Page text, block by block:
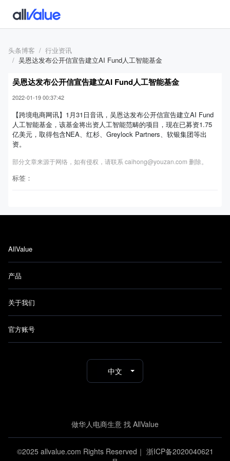
头条博客
行业资讯
吴恩达发布公开信宣告建立AI Fund人工智能基金
吴恩达发布公开信宣告建立AI Fund人工智能基金
2022-01-19 00:37:42
【跨境电商网讯】1月31日音讯，吴恩达发布公开信宣告建立AI Fund
人工智能基金，该基金将出资人工智能范畴的项目，现在已募资1.75
亿美元，取得包含NEA、红杉、Greylock Partners、软银集团等出
资。
部分文章来源于网络，如有侵权，请联系 caihong@youzan.com 删除。
标签：
AllValue
产品
关于我们
官方账号
中文
做华人电商生意 找 AllValue
©2025 allvalue.com Rights Reserved｜ 浙ICP备2020040621